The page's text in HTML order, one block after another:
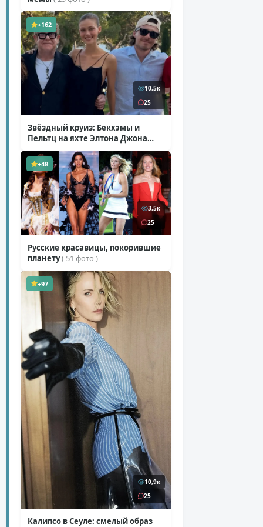
+162
10,5к
25
Звёздный круиз: Бекхэмы и
Пельтц на яхте Элтона Джона
( 12 фото )
+48
3,5к
25
Русские красавицы, покорившие
планету( 51 фото )
+97
10,9к
25
Калипсо в Сеуле: смелый образ